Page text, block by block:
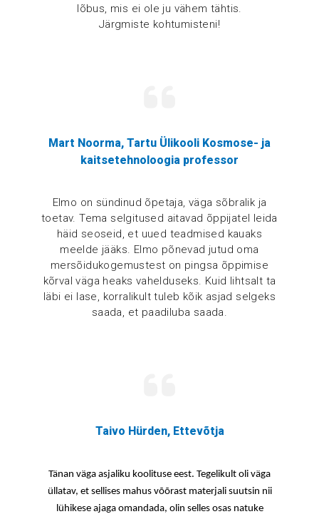
lõbus, mis ei ole ju vähem tähtis.
Järgmiste kohtumisteni!
Mart Noorma, Tartu Ülikooli Kosmose- ja
kaitsetehnoloogia professor
Elmo on sündinud õpetaja, väga sõbralik ja
toetav. Tema selgitused aitavad õppijatel leida
häid seoseid, et uued teadmised kauaks
meelde jääks. Elmo põnevad jutud oma
mersõidukogemustest on pingsa õppimise
kõrval väga heaks vahelduseks. Kuid lihtsalt ta
läbi ei lase, korralikult tuleb kõik asjad selgeks
saada, et paadiluba saada.
Taivo Hürden, Ettevõtja
Tänan väga asjaliku koolituse eest. Tegelikult oli väga
üllatav, et sellises mahus võõrast materjali suutsin nii
lühikese ajaga omandada, olin selles osas natuke